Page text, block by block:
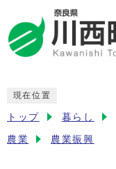
現在位置
トップ 暮らし
農業 農業振興